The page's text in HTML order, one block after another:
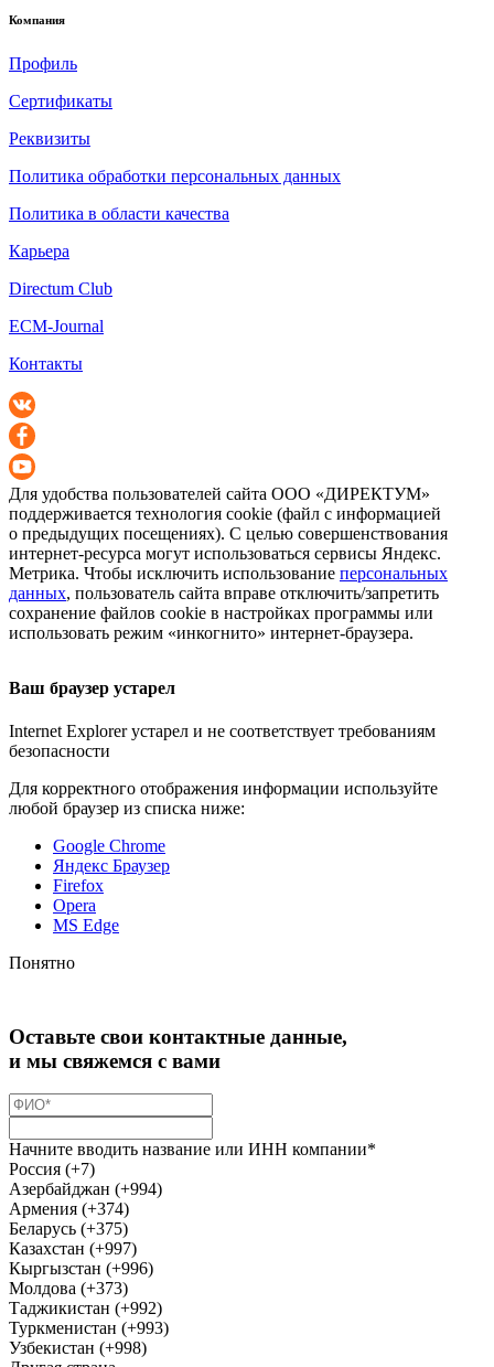
Компания
Профиль
Сертификаты
Реквизиты
Политика обработки персональных данных
Политика в области качества
Карьера
Directum Club
ECM-Journal
Контакты
Для удобства пользователей сайта ООО «ДИРЕКТУМ»
поддерживается технология cookie (файл с информацией
о предыдущих посещениях). С целью совершенствования
интернет-ресурса могут использоваться сервисы Яндекс.
Метрика. Чтобы исключить использование персональных
данных, пользователь сайта вправе отключить/запретить
сохранение файлов cookie в настройках программы или
использовать режим «инкогнито» интернет-браузера.
Ваш браузер устарел
Internet Explorer устарел и не соответствует требованиям
безопасности
Для корректного отображения информации используйте
любой браузер из списка ниже:
Google Chrome
Яндекс Браузер
Firefox
Opera
MS Edge
Понятно
Оставьте свои контактные данные,
и мы свяжемся с вами
Начните вводить название или ИНН компании*
Россия (+7)
Азербайджан (+994)
Армения (+374)
Беларусь (+375)
Казахстан (+997)
Кыргызстан (+996)
Молдова (+373)
Таджикистан (+992)
Туркменистан (+993)
Узбекистан (+998)